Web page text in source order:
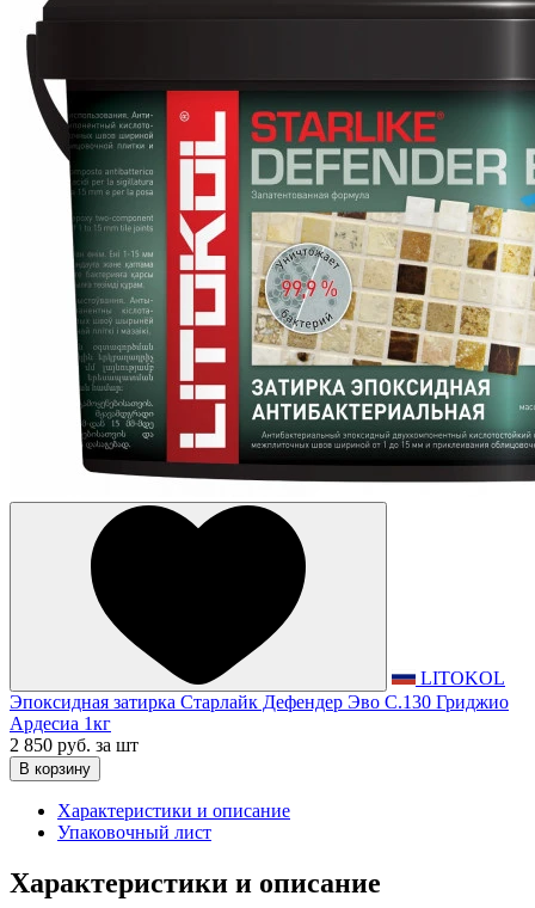
LITOKOL
Эпоксидная затирка Старлайк Дефендер Эво С.130 Гриджио
Ардесиа 1кг
2 850 руб. за шт
В корзину
Характеристики и описание
Упаковочный лист
Характеристики и описание